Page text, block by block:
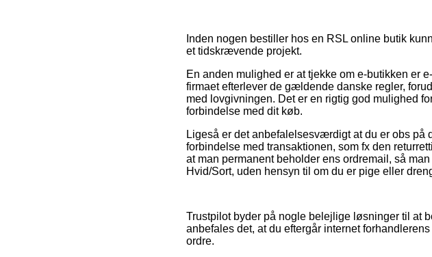
Inden nogen bestiller hos en RSL online butik
et tidskrævende projekt.
En anden mulighed er at tjekke om e-butikken er
firmaet efterlever de gældende danske regler,
med lovgivningen. Det er en rigtig god mulighed
forbindelse med dit køb.
Ligeså er det anbefalelsesværdigt at du er obs
forbindelse med transaktionen, som fx den
at man permanent beholder ens ordremail, så
Hvid/Sort, uden hensyn til om du er pige eller
Trustpilot byder på nogle belejlige løsninger til at
anbefales det, at du eftergår internet
ordre.